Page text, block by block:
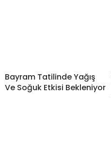
Bayram Tatilinde Yağış
Ve Soğuk Etkisi Bekleniyor